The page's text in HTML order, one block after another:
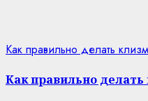
Как правильно делать
Как правильно делать